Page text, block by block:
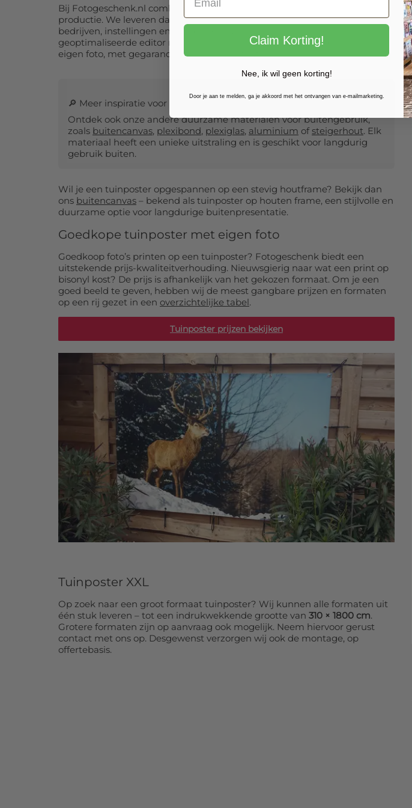
40x70 cm: € 44,99
40x90 cm:€ 48,99
40x100 cm:€ 49,99
40x140 cm:€ 56,99 40x150 cm:€ 58,99
40x160 cm:€ 59,99 40x170 cm:€ 61,99
40x200 cm:€ 66,99 40x210 cm:€ 68,99
40x220 cm: € 70,99 40x230 cm:
40x240 cm: € 73,99 40x250 cm:€ 75,99
40x260 cm:€ 76,99 40x270 cm:€ 78,99
40x320 cm:€ 86,99 40x330 cm:
€ 90,99 40x350 cm:
40x360 cm: € 93,99 40x370 cm: € 95,99
40x380 cm: € 96,99 40x390 cm: € 98,99
40x400 cm:€ 100,99 40x410 cm: € 101,99
40x420 cm: € 103,99 40x430 cm:€ 105,99
40x460 cm:€ 110,99
40x480 cm: € 113,99 40x490 cm: € 115,99
40x500 cm: € 117,99 42x120 cm: € 54,99
Bij Fotogeschenk.nl combineren we persoonlijke service met professionele
productie. We leveren dagelijks maatwerk tuindoeken aan consumenten,
bedrijven, instellingen en campings. Dankzij onze jarenlange ervaring en
geoptimaliseerde editor maak je eenvoudig een unieke tuinposter met
eigen foto, met gegarandeerd mooi resultaat.
🔎 Meer inspiratie voor buitenwanddecoratie?
Ontdek ook onze andere duurzame materialen voor buitengebruik,
zoals buitencanvas, plexibond, plexiglas, aluminium of steigerhout. Elk
materiaal heeft een unieke uitstraling en is geschikt voor langdurig
gebruik buiten.
Wil je een tuinposter opgespannen op een stevig houtframe? Bekijk dan
ons buitencanvas – bekend als tuinposter op houten frame, een stijlvolle en
duurzame optie voor langdurige buitenpresentatie.
Goedkope tuinposter met eigen foto
Goedkoop foto’s printen op een tuinposter? Fotogeschenk biedt een
uitstekende prijs-kwaliteitverhouding. Nieuwsgierig naar wat een print op
bisonyl kost? De prijs is afhankelijk van het gekozen formaat. Om je een
goed beeld te geven, hebben wij de meest gangbare prijzen en formaten
op een rij gezet in een overzichtelijke tabel.
Tuinposter prijzen bekijken
Tuinposter XXL
Op zoek naar een groot formaat tuinposter? Wij kunnen alle formaten uit
één stuk leveren – tot een indrukwekkende grootte van 310 × 1800 cm.
Grotere formaten zijn op aanvraag ook mogelijk. Neem hiervoor gerust
contact met ons op. Desgewenst verzorgen wij ook de montage, op
offertebasis.
Claim Korting!
Nee, ik wil geen korting!
Door je aan te melden, ga je akkoord met het ontvangen van e-mailmarketing.